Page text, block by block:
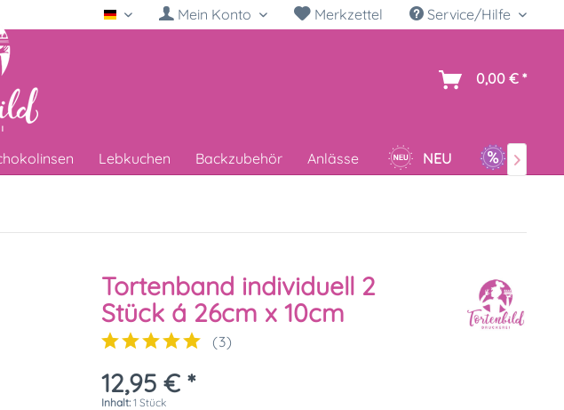
Deutsch Mein Konto Merkzettel Service/Hilfe
0,00 € *
Lebkuchen Backzubehör Anlässe NEU SALE

Tortenband individuell 2
Stück á 26cm x 10cm
(3)
12,95 € *
Inhalt:1 Stück